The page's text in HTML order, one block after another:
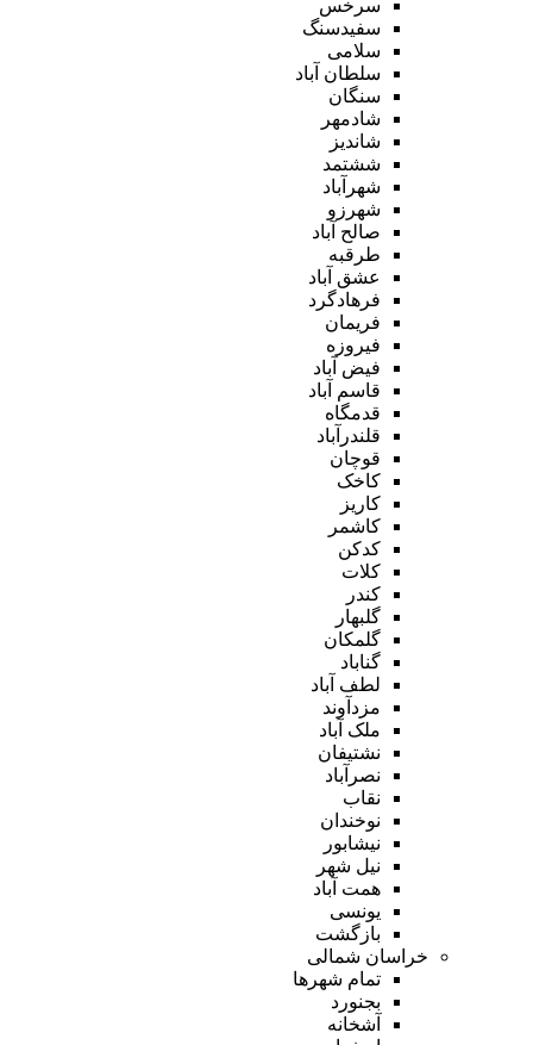
سرخس
سفیدسنگ
سلامی
سلطان آباد
سنگان
شادمهر
شاندیز
ششتمد
شهرآباد
شهرزو
صالح آباد
طرقبه
عشق آباد
فرهادگرد
فریمان
فیروزه
فیض آباد
قاسم آباد
قدمگاه
قلندرآباد
قوچان
کاخک
کاریز
کاشمر
کدکن
کلات
کندر
گلبهار
گلمکان
گناباد
لطف آباد
مزدآوند
ملک آباد
نشتیفان
نصرآباد
نقاب
نوخندان
نیشابور
نیل شهر
همت آباد
یونسی
بازگشت
خراسان شمالی
تمام شهر‌ها
بجنورد
آشخانه